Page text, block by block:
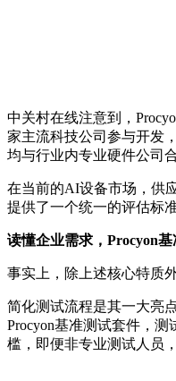
中关村在线注意到，
家主流科技公司参与开发
均与行业内专业硬件公司
在当前的AI设备市场，供
提供了一个统一的评估标
读懂企业需求，Procyon
事实上，除上述核心特质
简化测试流程是其一大亮点
Procyon基准测试套件，
槛，即便非专业测试人员